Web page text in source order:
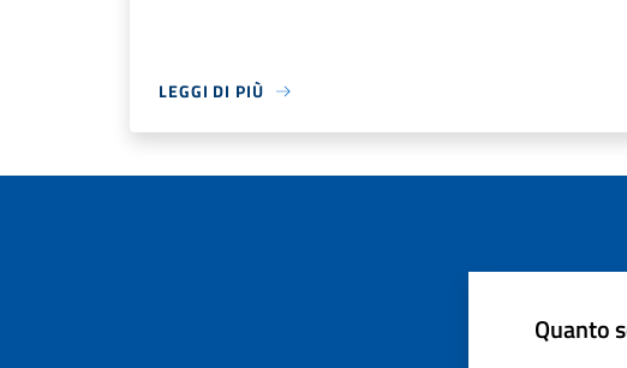
LEGGI DI PIÙ
Quanto